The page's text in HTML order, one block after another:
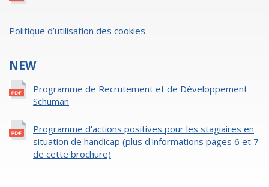
Politique d’utilisation des cookies
NEW
Programme de Recrutement et de Développement
Schuman
Programme d'actions positives pour les stagiaires en
situation de handicap (plus d'informations pages 6 et 7
de cette brochure)